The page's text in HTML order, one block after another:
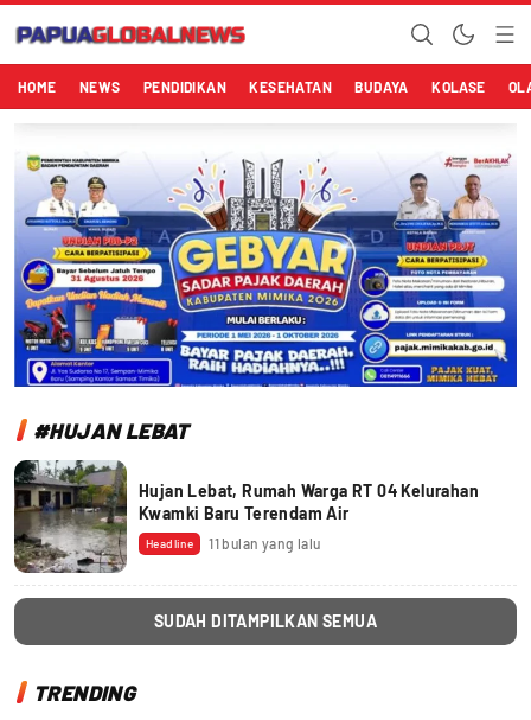
Papuaglobalnews.com
Menulis Fakta dengan Hati Bening
HOME NEWS PENDIDIKAN KESEHATAN BUDAYA KOLASE
#HUJAN LEBAT
Hujan Lebat, Rumah Warga RT 04 Kelurahan
Kwamki Baru Terendam Air
Headline 11 bulan yang lalu
SUDAH DITAMPILKAN SEMUA
TRENDING